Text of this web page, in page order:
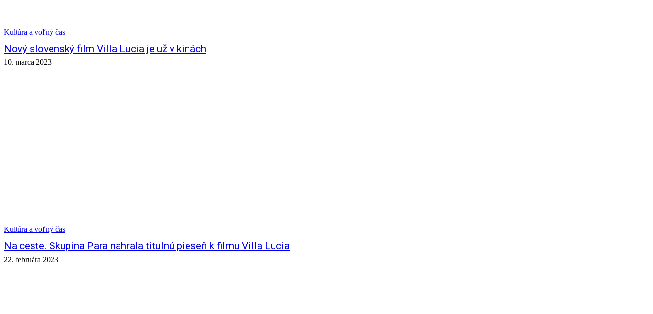
Kultúra a voľný čas
Nový slovenský film Villa Lucia je už v kinách
10. marca 2023
Kultúra a voľný čas
Na ceste. Skupina Para nahrala titulnú pieseň k filmu Villa Lucia
22. februára 2023